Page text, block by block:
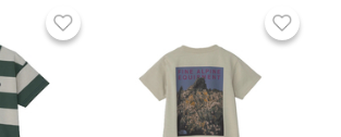
お気に入り